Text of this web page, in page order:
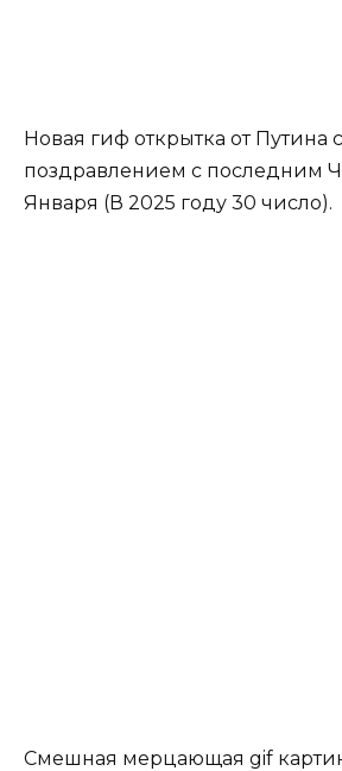
Новая гиф открытка от Путина с
поздравлением с последним
Января (В 2025 году 30 число).
Смешная мерцающая gif